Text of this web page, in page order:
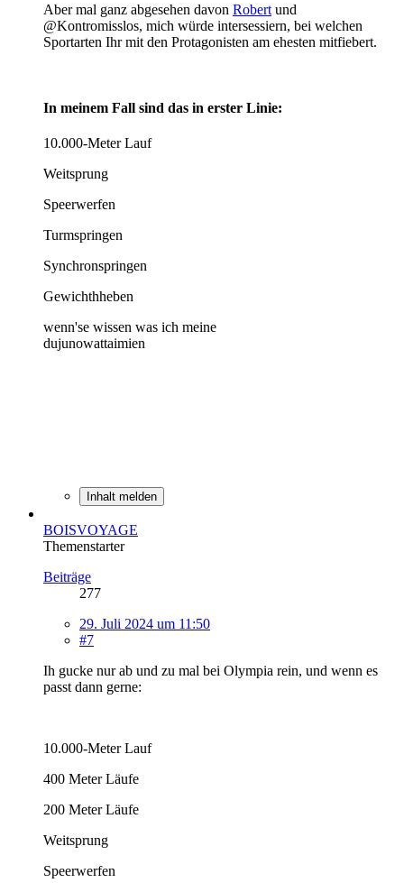
Aber mal ganz abgesehen davon Robert und
@Kontromisslos, mich würde intersessiern, bei welchen
Sportarten Ihr mit den Protagonisten am ehesten mitfiebert.
In meinem Fall sind das in erster Linie:
10.000-Meter Lauf
Weitsprung
Speerwerfen
Turmspringen
Synchronspringen
Gewichthheben
wenn'se wissen was ich meine
dujunowattaimien
Inhalt melden
BOISVOYAGE
Themenstarter
Beiträge
277
29. Juli 2024 um 11:50
#7
Ih gucke nur ab und zu mal bei Olympia rein, und wenn es
passt dann gerne:
10.000-Meter Lauf
400 Meter Läufe
200 Meter Läufe
Weitsprung
Speerwerfen